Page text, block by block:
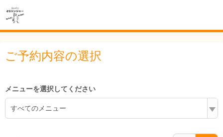
ご予約内容の選択
メニューを選択してください
すべてのメニュー